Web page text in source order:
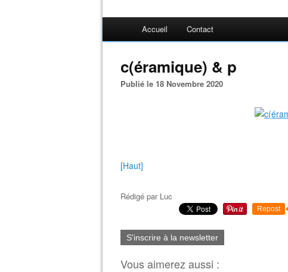
Accueil Contact
c(éramique) & p
Publié le 18 Novembre 2020
[Haut]
Rédigé par Luc
Repost
S'inscrire à la newsletter
Vous aimerez aussi :